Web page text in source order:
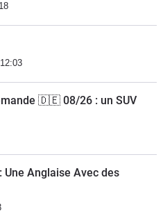
🇩🇪 08/26 : un SUV
Anglaise Avec des